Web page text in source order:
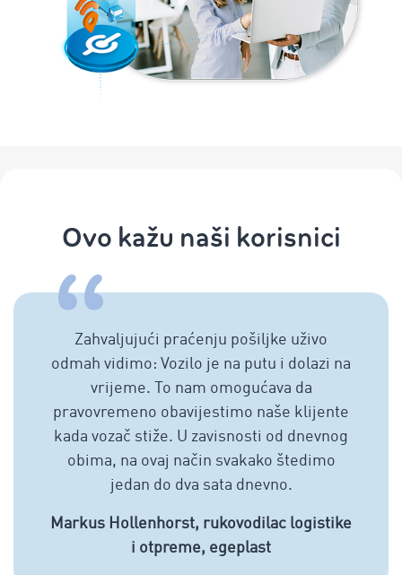
Ovo kažu naši korisnici
Zahvaljujući praćenju pošiljke uživo
odmah vidimo: Vozilo je na putu i dolazi na
vrijeme. To nam omogućava da
pravovremeno obavijestimo naše klijente
kada vozač stiže. U zavisnosti od dnevnog
obima, na ovaj način svakako štedimo
jedan do dva sata dnevno.
Markus Hollenhorst, rukovodilac logistike
i otpreme, egeplast